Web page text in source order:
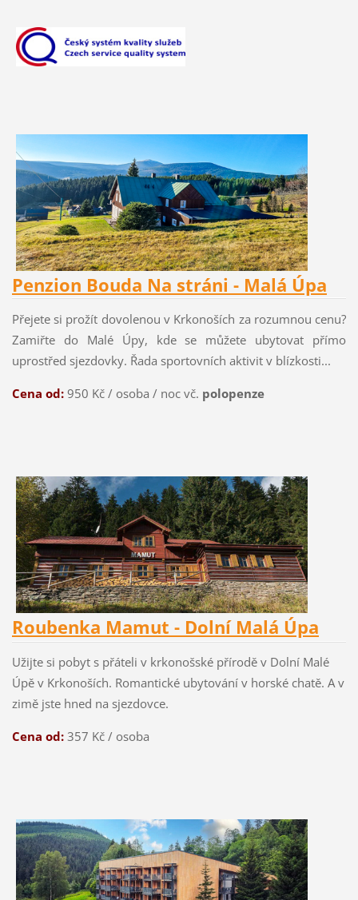
Penzion Bouda Na stráni - Malá Úpa
Přejete si prožít dovolenou v Krkonoších za rozumnou cenu?
Zamiřte do Malé Úpy, kde se můžete ubytovat přímo
uprostřed sjezdovky. Řada sportovních aktivit v blízkosti...
Cena od:950 Kč / osoba / noc vč. polopenze
Roubenka Mamut - Dolní Malá Úpa
Užijte si pobyt s přáteli v krkonošské přírodě v Dolní Malé
Úpě v Krkonoších. Romantické ubytování v horské chatě. A v
zimě jste hned na sjezdovce.
Cena od:357 Kč / osoba